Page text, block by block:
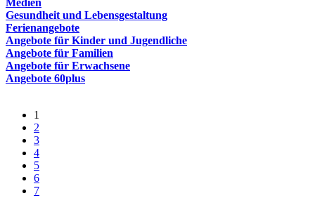
Medien
Gesundheit und Lebensgestaltung
Ferienangebote
Angebote für Kinder und Jugendliche
Angebote für Familien
Angebote für Erwachsene
Angebote 60plus
1
2
3
4
5
6
7